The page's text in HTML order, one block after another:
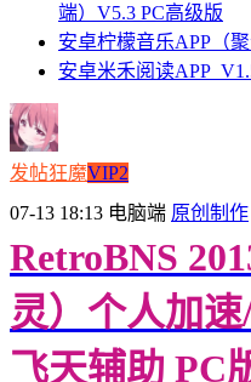
端）V5.3 PC高级版
安卓柠檬音乐APP（
安卓米禾阅读
发帖狂魔VIP2
07-13 18:13 电脑端 原创制作
RetroBNS
灵）个人加
飞天辅助 PC